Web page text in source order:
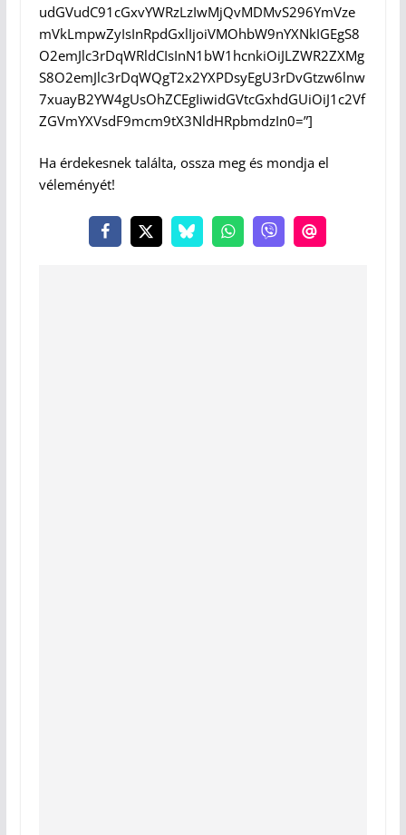
udGVudC91cGxvYWRzLzIwMjQvMDMvS296YmVze
mVkLmpwZyIsInRpdGxlIjoiVMOhbW9nYXNkIGEgS8
O2emJlc3rDqWRldCIsInN1bW1hcnkiOiJLZWR2ZXMg
S8O2emJlc3rDqWQgT2x2YXPDsyEgU3rDvGtzw6lnw
7xuayB2YW4gUsOhZCEgIiwidGVtcGxhdGUiOiJ1c2Vf
ZGVmYXVsdF9mcm9tX3NldHRpbmdzIn0=”]
Ha érdekesnek találta, ossza meg és mondja el
véleményét!